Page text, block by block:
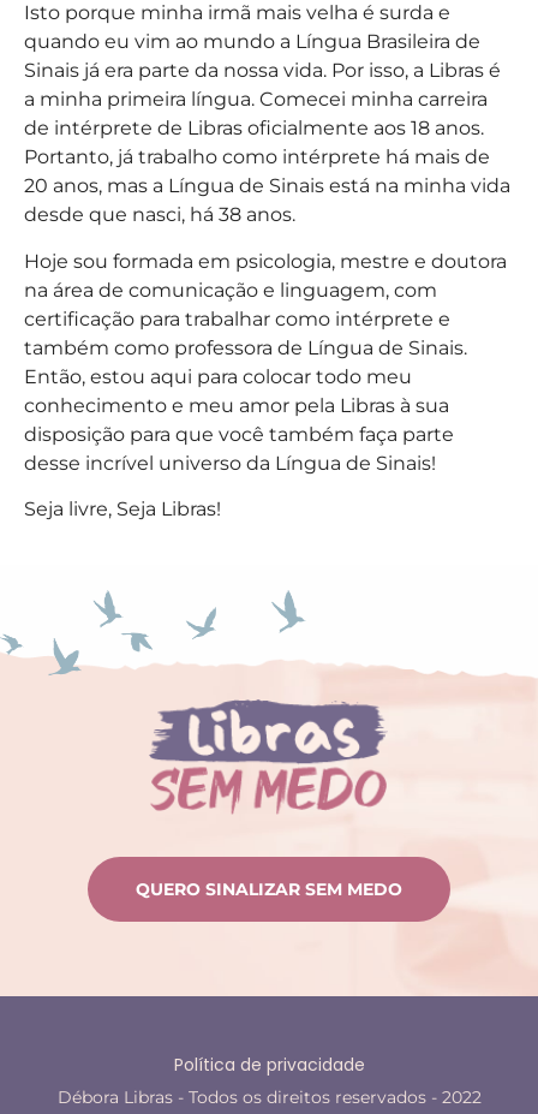
Isto porque minha irmã mais velha é surda e
quando eu vim ao mundo a Língua Brasileira de
Sinais já era parte da nossa vida. Por isso, a Libras é
a minha primeira língua. Comecei minha carreira
de intérprete de Libras oficialmente aos 18 anos.
Portanto, já trabalho como intérprete há mais de
20 anos, mas a Língua de Sinais está na minha vida
desde que nasci, há 38 anos.
Hoje sou formada em psicologia, mestre e doutora
na área de comunicação e linguagem, com
certificação para trabalhar como intérprete e
também como professora de Língua de Sinais.
Então, estou aqui para colocar todo meu
conhecimento e meu amor pela Libras à sua
disposição para que você também faça parte
desse incrível universo da Língua de Sinais!
Seja livre, Seja Libras!
QUERO SINALIZAR SEM MEDO
Política de privacidade
Débora Libras - Todos os direitos reservados - 2022